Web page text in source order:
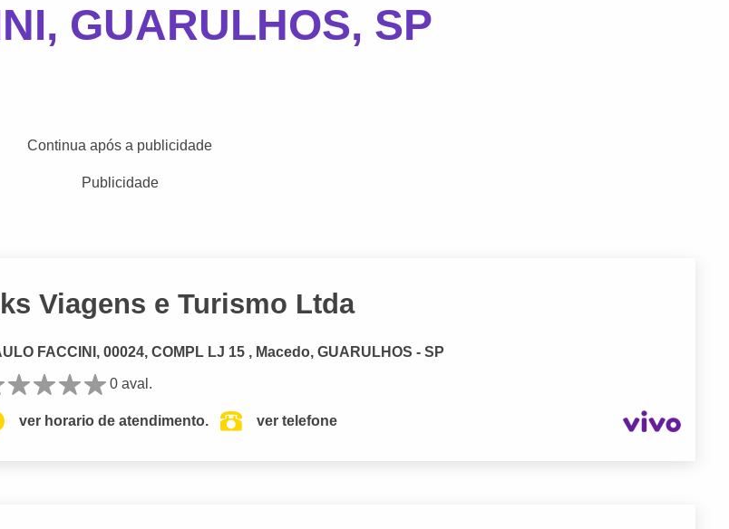
GUARULHOS, SP
Continua após a publicidade
Publicidade
Viagens e Turismo Ltda
FACCINI, 00024, COMPL LJ 15 , Macedo, GUARULHOS - SP
0 aval.
ver horario de atendimento. ver telefone